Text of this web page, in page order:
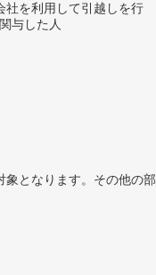
社を利用して引越しを行
与した人
となります。その他の部